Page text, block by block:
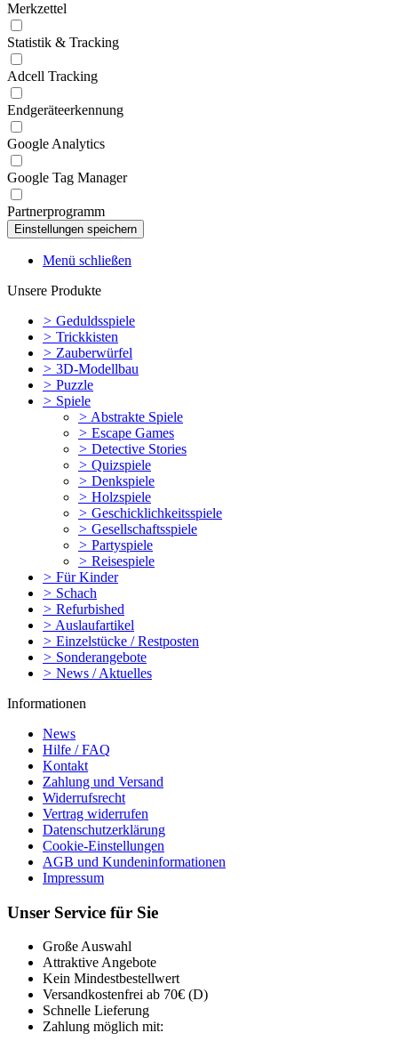
Merkzettel
Statistik & Tracking
Adcell Tracking
Endgeräteerkennung
Google Analytics
Google Tag Manager
Partnerprogramm
Menü schließen
Unsere Produkte
> Geduldsspiele
> Trickkisten
> Zauberwürfel
> 3D-Modellbau
> Puzzle
> Spiele
> Abstrakte Spiele
> Escape Games
> Detective Stories
> Quizspiele
> Denkspiele
> Holzspiele
> Geschicklichkeitsspiele
> Gesellschaftsspiele
> Partyspiele
> Reisespiele
> Für Kinder
> Schach
> Refurbished
> Auslaufartikel
> Einzelstücke / Restposten
> Sonderangebote
> News / Aktuelles
Informationen
News
Hilfe / FAQ
Kontakt
Zahlung und Versand
Widerrufsrecht
Vertrag widerrufen
Datenschutzerklärung
Cookie-Einstellungen
AGB und Kundeninformationen
Impressum
Unser Service für Sie
Große Auswahl
Attraktive Angebote
Kein Mindestbestellwert
Versandkostenfrei ab 70€ (D)
Schnelle Lieferung
Zahlung möglich mit: